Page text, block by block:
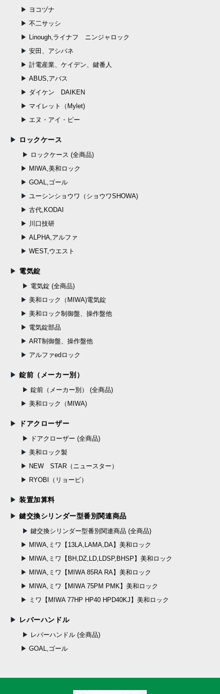
ヨコヅナ
不二サッシ
Linough,ライナフ ニンジャロック
安田、アシバネ
計電産業、ケイデン、鍵番人
ABUS,アバス
ダイケン DAIKEN
マイレット（Mylet)
エヌ・アイ・ピー
ロックケース
ロックケース (全商品)
MIWA,美和ロック
GOAL,ゴール
ユーシンショウワ（ショウワSHOWA)
古代,KODAI
川口技研
ALPHA,アルファ
WEST,ウエスト
電気錠
電気錠 (全商品)
美和ロック（MIWA)電気錠
美和ロック制御盤、操作盤他
電気錠部品
ART制御盤、操作盤他
アルファedロック
錠前（メーカー別）
錠前（メーカー別） (全商品)
美和ロック（MIWA)
ドアクローザー
ドアクローザー (全商品)
美和ロック製
NEW STAR（ニュースター）
RYOBI（リョービ）
装置加算料
鍵交換シリンダー型番別関連商品
鍵交換シリンダー型番別関連商品 (全商品)
MIWA,ミワ【13LA,LAMA,DA】美和ロック
MIWA,ミワ【BH,DZ,LD,LDSP,BHSP】美和ロック
MIWA,ミワ【MIWA 85RA RA】美和ロック
MIWA,ミワ【MIWA 75PM PMK】美和ロック
ミワ【MIWA 77HP HP40 HPD40KJ】美和ロック
レバーハンドル
レバーハンドル (全商品)
GOAL,ゴール